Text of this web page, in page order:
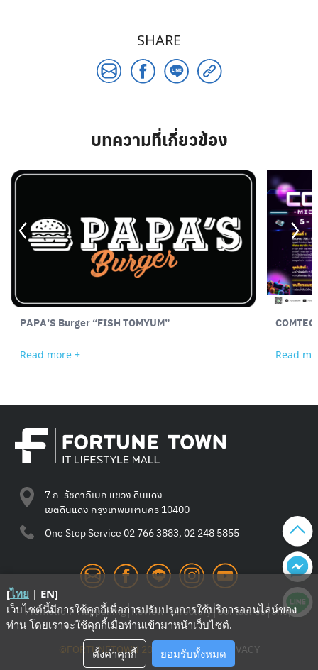
SHARE
บทความที่เกี่ยวข้อง
PAPA’S Burger “FISH TOMYUM”
Read more + Read
7 ถ. รัชดาภิเษก แขวง ดินแดง
เขตดินแดง กรุงเทพมหานคร 10400
One Stop Service 02 766 3883, 02 248 5855
Promotion Happening Review Directory Contact Us Shop
©FORTUNETOWN 2021—TERMS—PRIVACY
[ไทย | EN]
เว็บไซต์นี้มีการใช้คุกกี้เพื่อการปรับปรุงการใช้บริการออนไลน์ของ
ท่าน โดยเราจะใช้คุกกี้เมื่อท่านเข้ามาหน้าเว็บไซต์.
ตั้งค่าคุกกี้ ยอมรับทั้งหมด